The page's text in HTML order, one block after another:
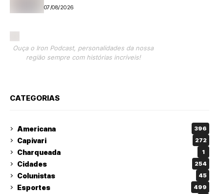
até sábado (8)
07/08/2026
Ouça o Iron Podcast, personalidades da nossa
região sempre com histórias incríveis!
CATEGORIAS
Americana 396
Capivari 272
Charqueada 1
Cidades 254
Colunistas 45
Esportes 499